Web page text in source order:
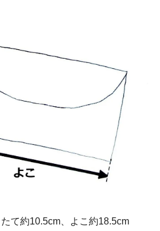
たて約10.5cm、よこ約18.5cm